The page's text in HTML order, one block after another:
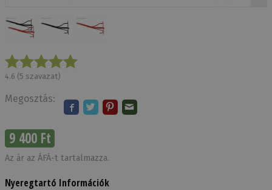
4.6 (5 szavazat)
Megosztás:
9 400 Ft
Az ár az ÁFÁ-t tartalmazza.
Nyeregtartó Információk